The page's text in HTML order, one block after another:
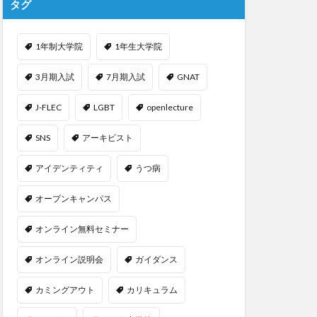
タグ
1年制大学院 1年生大学院
3月期入試 7月期入試 GNAT
J-FLEC LGBT openlecture
SNS アーキビスト
アイデンティティ うつ病
オープンキャンパス
オンライン無料セミナー
オンライン説明会 ガイダンス
カミングアウト カリキュラム